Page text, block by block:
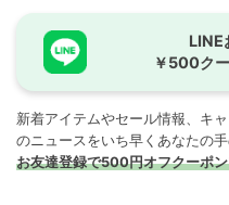
LINE
￥500ク
新着アイテムやセール情報、キ
のニュースをいち早くあなたの手
お友達登録で500円オフクーポ